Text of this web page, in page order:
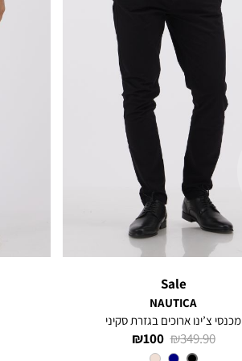
Sale
NAUTICA
מכנסי צ’ינו ארוכים בגזרת סקיני
מחיר
מוצר
100 ₪
מחיר
רגיל
349.90 ₪
צבע
BLACK